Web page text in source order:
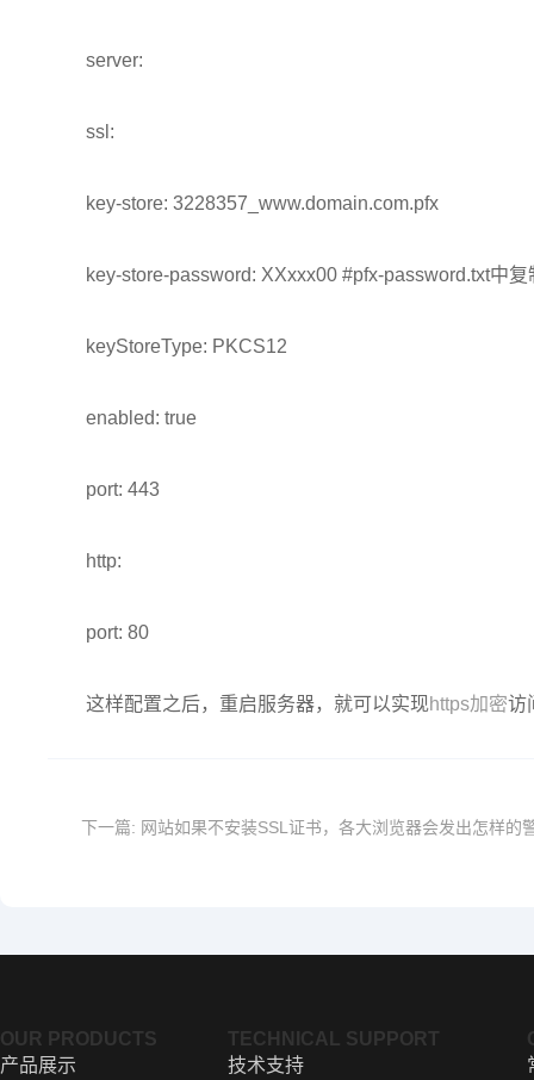
server:
ssl:
key-store: 3228357_www.domain.com.pfx
key-store-password: XXxxx00 #pfx-password.txt中
keyStoreType: PKCS12
enabled: true
port: 443
http:
port: 80
这样配置之后，重启服务器，就可以实现https加密访
下一篇: 网站如果不安装SSL证书，各大浏览器会发出怎样的
OUR PRODUCTS
产品展示
TECHNICAL SUPPORT
技术支持